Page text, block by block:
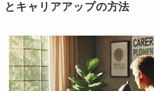
とキャリアアップの方法